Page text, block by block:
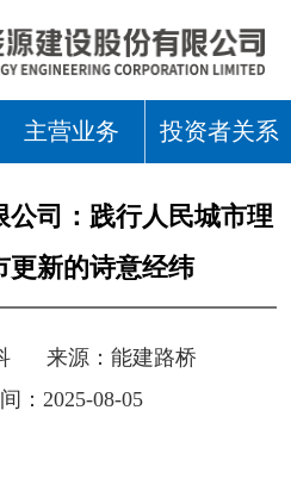
主营业务 投资者关系
公司：践行人民城市理
更新的诗意经纬
来源： 能建路桥
：2025-08-05